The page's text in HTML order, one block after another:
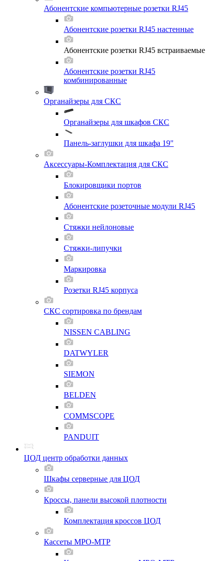
Абонентские компьютерные розетки RJ45
Абонентские розетки RJ45 настенные
Абонентские розетки RJ45 встраиваемые
Абонентские розетки RJ45
комбинированные
Органайзеры для СКС
Органайзеры для шкафов СКС
Панель-заглушки для шкафа 19"
Аксессуары-Комплектация для СКС
Блокировщики портов
Абонентские розеточные модули RJ45
Стяжки нейлоновые
Стяжки-липучки
Маркировка
Розетки RJ45 корпуса
СКС сортировка по брендам
NISSEN CABLING
DATWYLER
SIEMON
BELDEN
COMMSCOPE
PANDUIT
ЦОД центр обработки данных
Шкафы серверные для ЦОД
Кроссы, панели высокой плотности
Комплектация кроссов ЦОД
Кассеты MPO-MTP